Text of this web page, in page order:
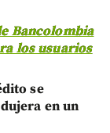
Bancolombia
los usuarios
se
en un